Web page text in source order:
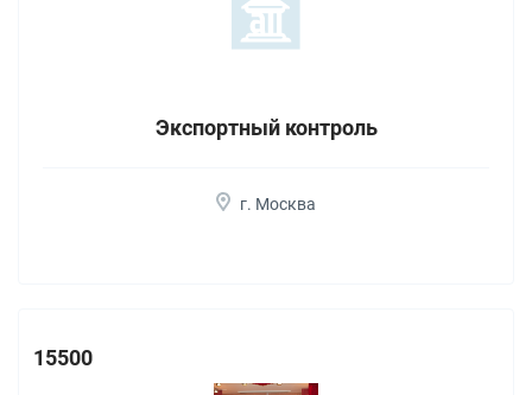
Экспортный контроль
г. Москва
15500